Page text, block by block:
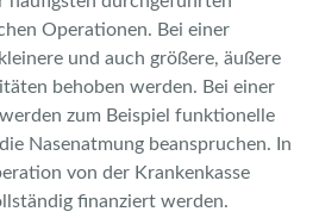
Operationen. Bei einer
und auch größere, äußere
behoben werden. Bei einer
zum Beispiel funktionelle
Nasenatmung beanspruchen. In
von der Krankenkasse
finanziert werden.